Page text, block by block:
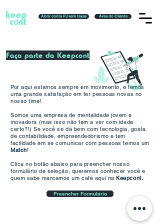
Abrir conta PJ sem taxas Área do Cliente
Faça parte da Keepcont
Por aqui estamos sempre em movimento, e temos
uma grande satisfação em ter pessoas novas no
nosso time!
Somos uma empresa de mentalidade jovem e
inovadora (mas isso não tem a ver com idade
certo?!) Se você se dá bem com tecnologia, gosta
de contabilidade, empreendedorismo e tem
facilidade em se comunicar com pessoas temos um
Match!
Clica no botão abaixo para preencher nosso
formulário de seleção, queremos conhecer você e
quem sabe marcamos um café aqui na Keepcont.
Preencher Formulário